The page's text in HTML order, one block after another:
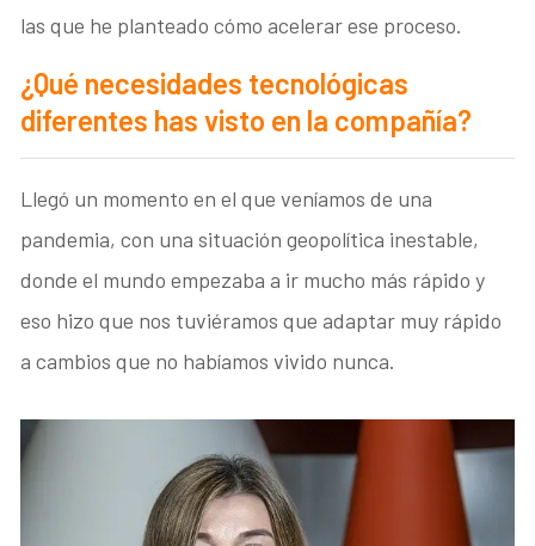
las que he planteado cómo acelerar ese proceso.
¿Qué necesidades tecnológicas
diferentes has visto en la compañía?
Llegó un momento en el que veníamos de una
pandemia, con una situación geopolítica inestable,
donde el mundo empezaba a ir mucho más rápido y
eso hizo que nos tuviéramos que adaptar muy rápido
a cambios que no habíamos vivido nunca.